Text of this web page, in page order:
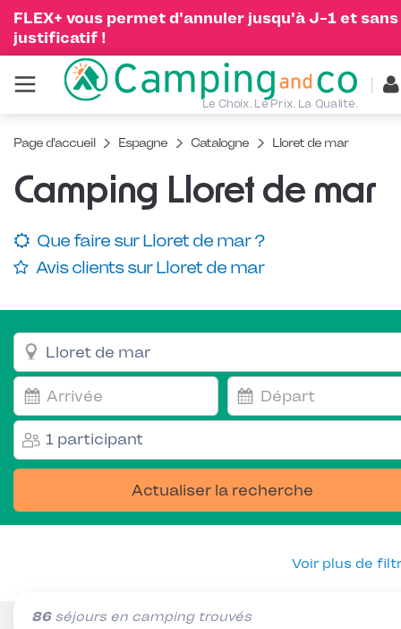
FLEX+ vous permet d'annuler jusqu'à J-1 et sans
justificatif !
Le Choix. Le Prix. La Qualité.
Page d'accueil Espagne Catalogne Lloret de mar
Camping Lloret de mar
Que faire sur Lloret de mar ?
Avis clients sur Lloret de mar
1 participant
Actualiser la recherche
Voir plus de
86séjours en camping trouvés